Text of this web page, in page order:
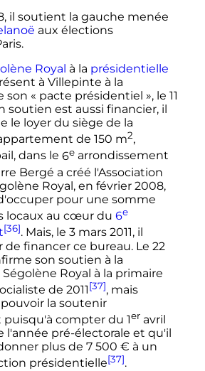
il soutient la gauche menée
aux élections
Royal à la présidentielle
à Villepinte à la
son « pacte présidentiel », le 11
soutien est aussi financier, il
le loyer du siège de la
de 150 m2,
dans le 6e arrondissement
Bergé a créé l'Association
Royal, en février 2008,
pour une somme
locaux au cœur du 6e
[36]. Mais, le 3 mars 2011, il
financer ce bureau. Le 22
son soutien à la
Royal à la primaire
de 2011[37], mais
la soutenir
compter du 1er avril
l'année pré-électorale et qu'il
plus de 7 500 € à un
présidentielle[37].